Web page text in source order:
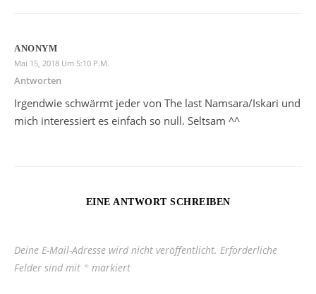
ANONYM
Mai 15, 2018 Um 5:10 P.m.
Antworten
Irgendwie schwärmt jeder von The last Namsara/Iskari und
mich interessiert es einfach so null. Seltsam ^^
EINE ANTWORT SCHREIBEN
Deine E-Mail-Adresse wird nicht veröffentlicht. Erforderliche
Felder sind mit * markiert